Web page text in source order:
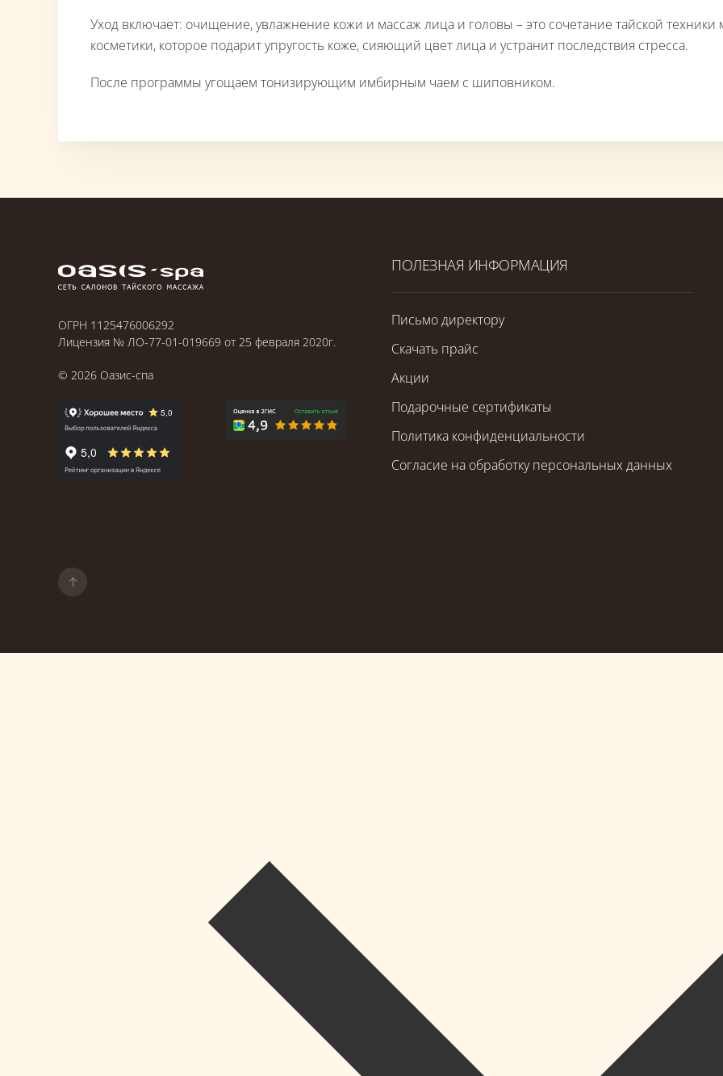
Уход включает: очищение, увлажнение кожи и массаж лица и головы – это сочетание тайской техники
косметики, которое подарит упругость коже, сияющий цвет лица и устранит последствия стресса.
После программы угощаем тонизирующим имбирным чаем с шиповником.
ОГРН 1125476006292
Лицензия № ЛО-77-01-019669 от 25 февраля 2020г.
© 2026 Оазис-спа
ПОЛЕЗНАЯ ИНФОРМАЦИЯ
Письмо директору
Скачать прайс
Акции
Подарочные сертификаты
Политика конфиденциальности
Согласие на обработку персональных данных